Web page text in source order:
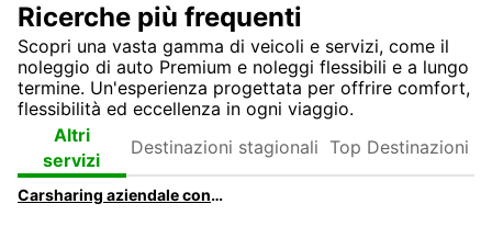
Ricerche più frequenti
Scopri una vasta gamma di veicoli e servizi, come il
noleggio di auto Premium e noleggi flessibili e a lungo
termine. Un'esperienza progettata per offrire comfort,
flessibilità ed eccellenza in ogni viaggio.
Altri
servizi
stagionali
Destinazioni
Carsharing aziendale con Europcar On Demand